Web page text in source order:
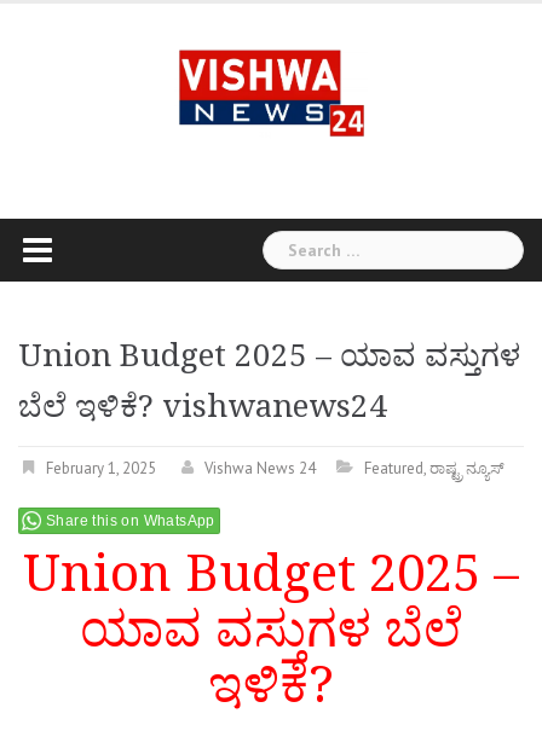
Search
for:
Union Budget 2025 – ಯಾವ ವಸ್ತುಗಳ
ಬೆಲೆ ಇಳಿಕೆ? vishwanews24
February 1, 2025 Vishwa News 24 Featured,ರಾಷ್ಟ್ರ ನ್ಯೂಸ್
Share this on WhatsApp
Union Budget 2025 –
ಯಾವ ವಸ್ತುಗಳ ಬೆಲೆ
ಇಳಿಕೆ?